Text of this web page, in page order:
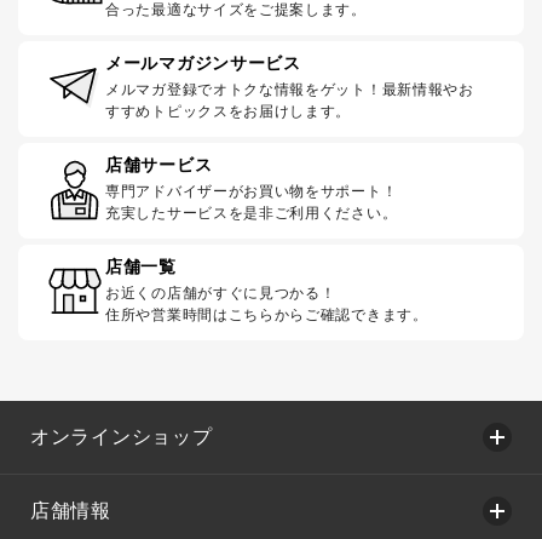
合った最適なサイズをご提案します。
メールマガジンサービス
メルマガ登録でオトクな情報をゲット！最新情報やお
すすめトピックスをお届けします。
店舗サービス
専門アドバイザーがお買い物をサポート！
充実したサービスを是非ご利用ください。
店舗一覧
お近くの店舗がすぐに見つかる！
住所や営業時間はこちらからご確認できます。
オンラインショップ
店舗情報